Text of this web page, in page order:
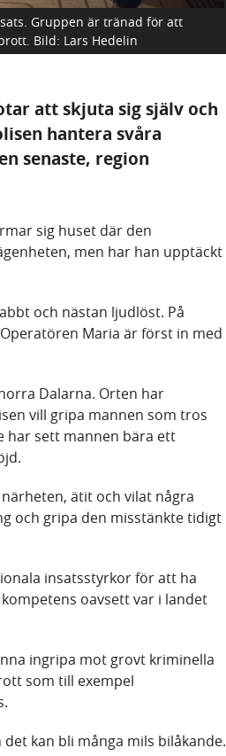
Gruppen är tränad för att
Bild: Lars Hedelin
att skjuta sig själv och
hantera svåra
senaste, region
sig huset där den
men har han upptäckt
och nästan ljudlöst. På
Maria är först in med
Dalarna. Orten har
vill gripa mannen som tros
har sett mannen bära ett
ätit och vilat några
och gripa den misstänkte tidigt
insatsstyrkor för att ha
oavsett var i landet
ingripa mot grovt kriminella
som till exempel
kan bli många mils bilåkande.